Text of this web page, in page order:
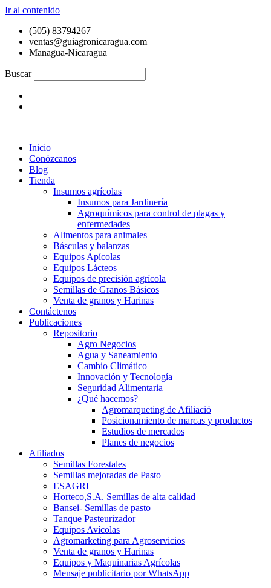
Ir al contenido
(505) 83794267
ventas@guiagronicaragua.com
Managua-Nicaragua
Buscar
Inicio
Conózcanos
Blog
Tienda
Insumos agrícolas
Insumos para Jardinería
Agroquímicos para control de plagas y
enfermedades
Alimentos para animales
Básculas y balanzas
Equipos Apícolas
Equipos Lácteos
Equipos de precisión agrícola
Semillas de Granos Básicos
Venta de granos y Harinas
Contáctenos
Publicaciones
Repositorio
Agro Negocios
Agua y Saneamiento
Cambio Climático
Innovación y Tecnología
Seguridad Alimentaria
¿Qué hacemos?
Agromarqueting de Afiliació
Posicionamiento de marcas y productos
Estudios de mercados
Planes de negocios
Afiliados
Semillas Forestales
Semillas mejoradas de Pasto
ESAGRI
Horteco,S.A. Semillas de alta calidad
Bansei- Semillas de pasto
Tanque Pasteurizador
Equipos Avícolas
Agromarketing para Agroservicios
Venta de granos y Harinas
Equipos y Maquinarias Agrícolas
Mensaje publicitario por WhatsApp